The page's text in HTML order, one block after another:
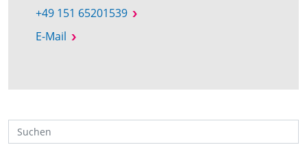
+49 151 65201539
E-Mail